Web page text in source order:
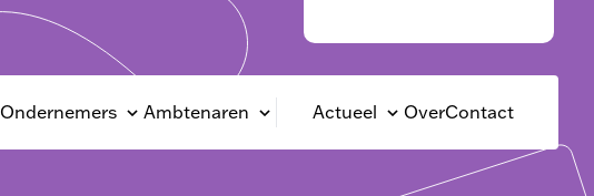
Ondernemers Ambtenaren Actueel OverContact